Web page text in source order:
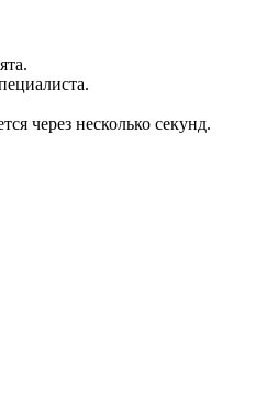
через несколько секунд.